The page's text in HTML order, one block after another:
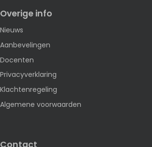
Overige info
Nieuws
Aanbevelingen
Docenten
Privacyverklaring
Klachtenregeling
Algemene voorwaarden
Contact